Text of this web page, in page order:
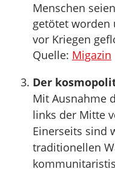
Menschen
getötet worden
vor Kriegen
Quelle: Migazin
Der
Mit Ausnahme
links der Mitte
Einerseits sind
traditionellen